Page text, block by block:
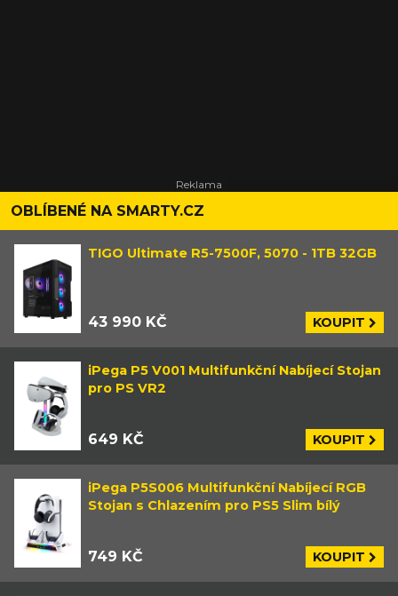
OBLÍBENÉ NA SMARTY.CZ
TIGO Ultimate R5-7500F, 5070 - 1TB 32GB
43 990 KČ KOUPIT
iPega P5 V001 Multifunkční Nabíjecí Stojan
pro PS VR2
649 KČ KOUPIT
iPega P5S006 Multifunkční Nabíjecí RGB
Stojan s Chlazením pro PS5 Slim bílý
749 KČ KOUPIT